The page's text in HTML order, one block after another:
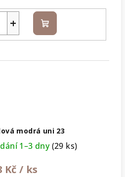
+ Do
košíku
modrá uni 23
1–3 dny(29 ks)
Kč / ks